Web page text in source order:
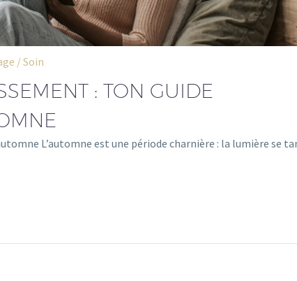
/ Soin
: TON GUIDE
L’automne est une période charnière : la lumière se